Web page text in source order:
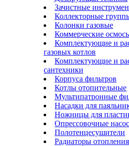
Зачистные
Коллекторные
Колонки газовые
Коммерческие
Комплектующие и
газовых котлов
Комплектующие и
сантехники
Корпуса фильтров
Котлы отопительные
Мультипатронные
Насадки для
Ножницы для
Опрессовочные
Полотенцесушители
Радиаторы отопления